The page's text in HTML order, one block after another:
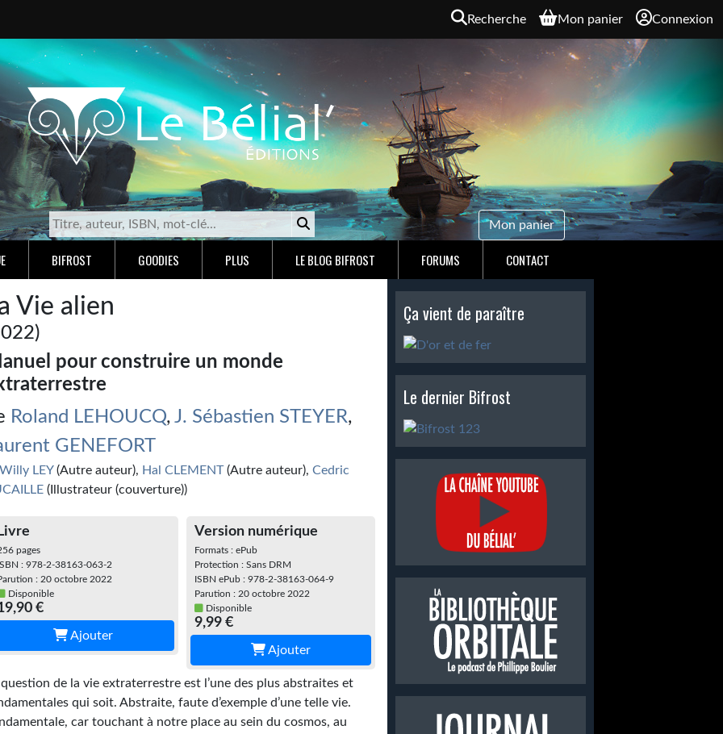
Recherche Mon panier Connexion
Mon panier
BIFROST GOODIES PLUS LE BLOG BIFROST FORUMS CONTACT
Vie alien
pour construire un monde
Roland LEHOUCQ,J. Sébastien STEYER,
GENEFORT
Willy LEY(Autre auteur), Hal CLEMENT(Autre auteur),Cedric
(Illustrateur (couverture))
pages
: 978-2-38163-063-2
: 20 octobre 2022
Disponible
€
Ajouter
Version numérique
Formats : ePub
Protection : Sans DRM
ISBN ePub : 978-2-38163-064-9
Parution : 20 octobre 2022
Disponible
9,99 €
Ajouter
question de la vie extraterrestre est l’une des plus abstraites et
qui soit. Abstraite, faute d’exemple d’une telle vie.
car touchant à notre place au sein du cosmos, au
Ça vient de paraître
Le dernier Bifrost